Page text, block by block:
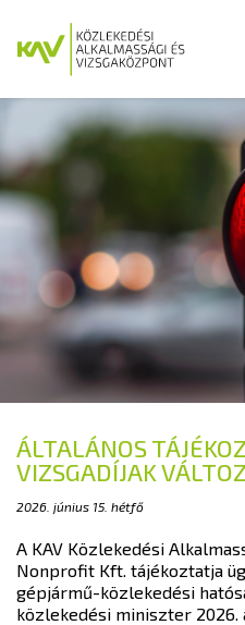
ÁLTALÁNOS
VIZSGADÍJAK
2026. június 15. hétfő
A KAV Közlekedési
Nonprofit Kft. tájékoztatja
gépjármű-közlekedési
közlekedési miniszter